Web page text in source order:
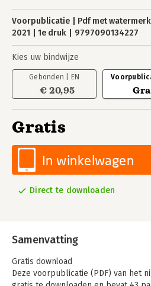
Voorpublicatie Pdf met
2021
1e druk 9797090134227
Kies uw bindwijze
Gebonden | EN
€ 20,95
Gratis
In winkelwagen
Direct te downloaden
Samenvatting
Gratis download
Deze voorpublicatie (PDF) van het